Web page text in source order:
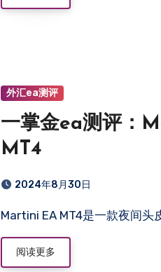
外汇ea测评
一掌金ea测评：
MT4
2024年8月30日
Martini EA MT4是一款夜间头
阅读更多